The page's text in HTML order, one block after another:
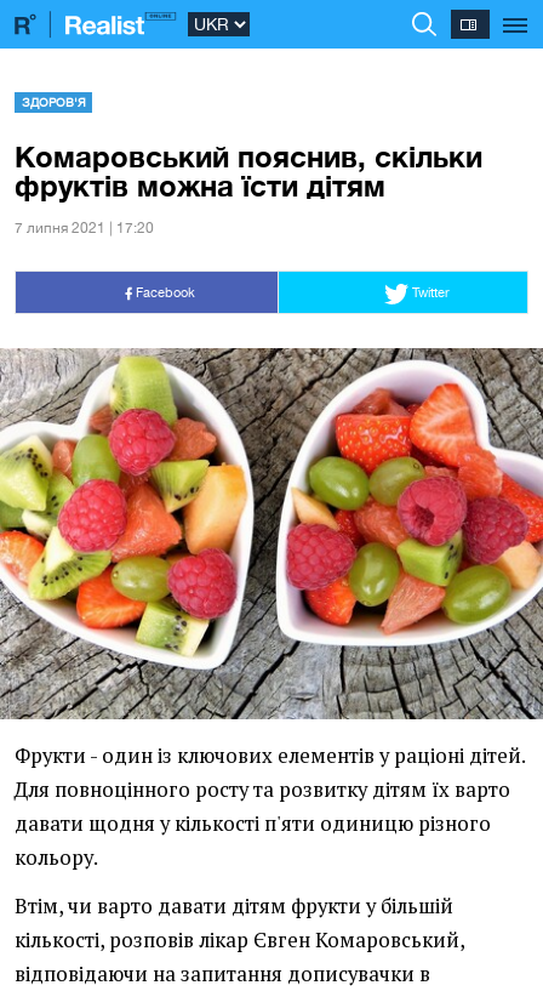
ЗДОРОВ'Я
Комаровський пояснив, скільки
фруктів можна їсти дітям
7 липня 2021 | 17:20
Facebook Twitter
Фрукти - один із ключових елементів у раціоні дітей.
Для повноцінного росту та розвитку дітям їх варто
давати щодня у кількості п'яти одиницю різного
кольору.
Втім, чи варто давати дітям фрукти у більшій
кількості, розповів лікар Євген Комаровський,
відповідаючи на запитання дописувачки в